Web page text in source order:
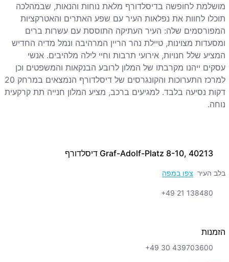
Graf-Adolf-Platz 8-10, 40213 דיסלדורף
בלב העיר צפו במפה
+49 21 138480
הזמנות
+49 30 439703600
מושלמת לחופשה בדיסלדורף מלאת נוחות והנאות, שבמהלכה
תוכלו לחוות את נפלאות העיר עם שפע האתרים והאטרקציות
המפורסמים שלה: העיר העתיקה התוססת עם עשרות ברים
ומסעדות מצוינות, טיילת נהר הריין המרהיבה ונמל מדיה החדיש
המציע שלל חנויות, אירועי תרבות וחיי לילה מלהיבים. אנשי
עסקים ייהנו מקרבתו של המלון לרובע הבנקאות והמשפטים וכן
למרכז התערוכות והקונגרסים של דיסלדורף הנמצאים במרחק 20
דקות נסיעה בלבד. למגיעים ברכב, מציע המלון חנייה תת קרקעית
נוחה.